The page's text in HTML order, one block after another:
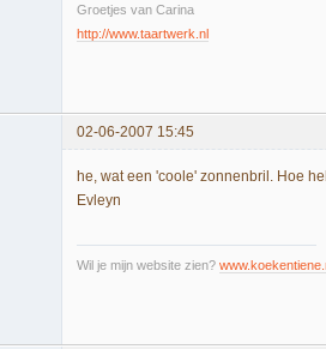
Groetjes van Carina
http://www.taartwerk.nl
02-06-2007 15:45
he, wat een 'coole' zonnenbril. Hoe
Evleyn
Wil je mijn website zien?